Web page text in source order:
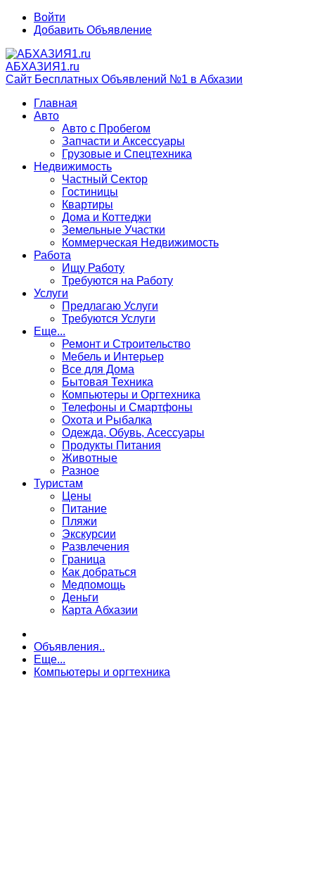
Войти
Добавить Объявление
АБХАЗИЯ1.ru
Сайт Бесплатных Объявлений №1 в Абхазии
Главная
Авто
Авто с Пробегом
Запчасти и Аксессуары
Грузовые и Спецтехника
Недвижимость
Частный Сектор
Гостиницы
Квартиры
Дома и Коттеджи
Земельные Участки
Коммерческая Недвижимость
Работа
Ищу Работу
Требуются на Работу
Услуги
Предлагаю Услуги
Требуются Услуги
Еще...
Ремонт и Строительство
Мебель и Интерьер
Все для Дома
Бытовая Техника
Компьютеры и Оргтехника
Телефоны и Смартфоны
Охота и Рыбалка
Одежда, Обувь, Асессуары
Продукты Питания
Животные
Разное
Туристам
Цены
Питание
Пляжи
Экскурсии
Развлечения
Граница
Как добраться
Медпомощь
Деньги
Карта Абхазии
Объявления..
Еще...
Компьютеры и оргтехника